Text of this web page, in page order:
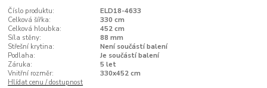
Číslo produktu:
ELD18-4633
Celková šířka:
330 cm
Celková hloubka:
452 cm
Síla stěny:
88 mm
Střešní krytina:
Není součástí balení
Podlaha:
Je součástí balení
Záruka:
5 let
Vnitřní rozměr:
330x452 cm
Hlídat cenu / dostupnost